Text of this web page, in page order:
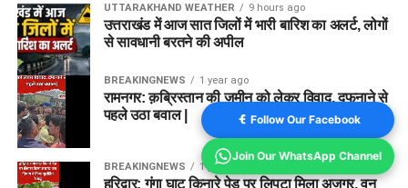
UTTARAKHAND WEATHER 9 hours ago
उत्तराखंड में आज सात जिलों में भारी बारिश का अलर्ट, लोगों
से सावधानी बरतने की अपील
BREAKINGNEWS 1 year ago
रामनगर: क़ब्रिस्तान की ज़मीन को लेकर विवाद, दफनाने से
पहले उठा बवाल |
BREAKINGNEWS 1 year ago
हरिद्वार: गंगा घाट किनारे पेड़ पर लिपटा मिला अजगर, वन
Follow Our Facebook
Join Our WhatsApp Channel